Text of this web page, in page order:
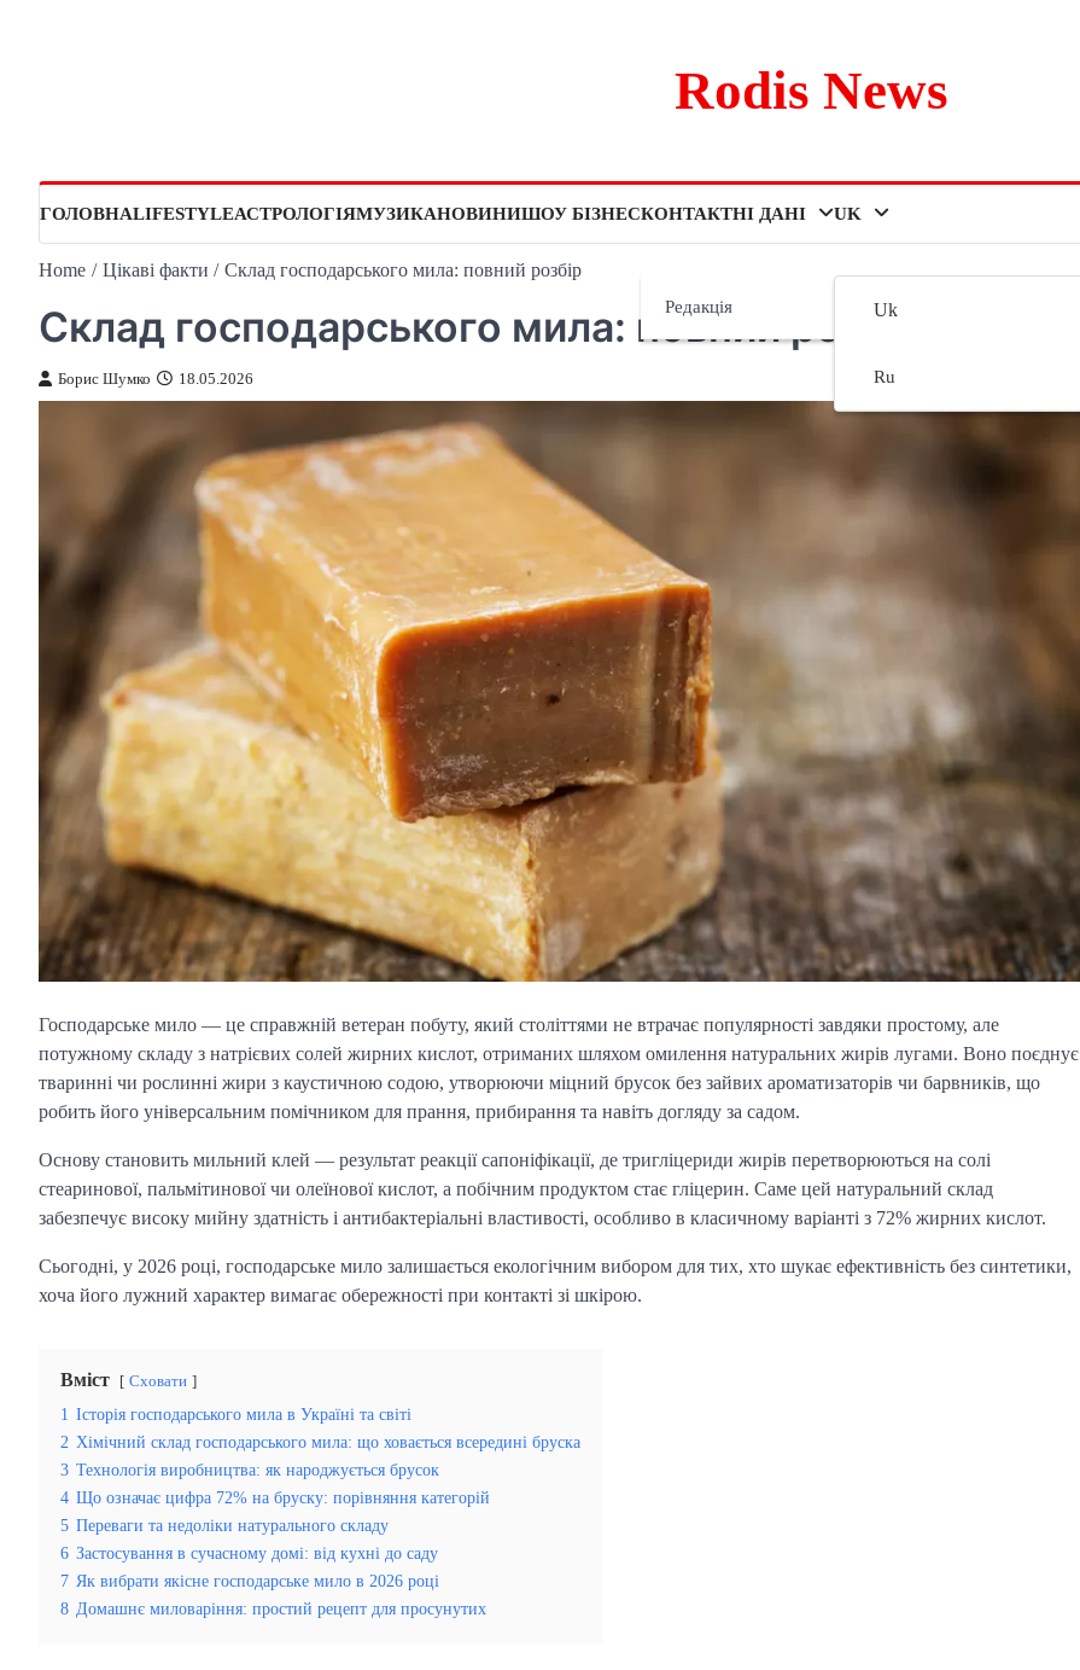
Rodis News
ГОЛОВНАLIFESTYLEАСТРОЛОГІЯМУЗИКАНОВИНИШОУ БІЗНЕСКОНТАКТНІ ДАНІ
Редакція
UK
Uk
Ru
Home Цікаві факти Склад господарського мила: повний розбір
Склад господарського мила: повний розбір
Борис Шумко 18.05.2026
Господарське мило — це справжній ветеран побуту, який століттями не втрачає популярності завдяки простому, але
потужному складу з натрієвих солей жирних кислот, отриманих шляхом омилення натуральних жирів лугами. Воно поєднує
тваринні чи рослинні жири з каустичною содою, утворюючи міцний брусок без зайвих ароматизаторів чи барвників, що
робить його універсальним помічником для прання, прибирання та навіть догляду за садом.
Основу становить мильний клей — результат реакції сапоніфікації, де тригліцериди жирів перетворюються на солі
стеаринової, пальмітинової чи олеїнової кислот, а побічним продуктом стає гліцерин. Саме цей натуральний склад
забезпечує високу мийну здатність і антибактеріальні властивості, особливо в класичному варіанті з 72% жирних кислот.
Сьогодні, у 2026 році, господарське мило залишається екологічним вибором для тих, хто шукає ефективність без синтетики,
хоча його лужний характер вимагає обережності при контакті зі шкірою.
Вміст Сховати
1 Історія господарського мила в Україні та світі
2 Хімічний склад господарського мила: що ховається всередині бруска
3 Технологія виробництва: як народжується брусок
4 Що означає цифра 72% на бруску: порівняння категорій
5 Переваги та недоліки натурального складу
6 Застосування в сучасному домі: від кухні до саду
7 Як вибрати якісне господарське мило в 2026 році
8 Домашнє миловаріння: простий рецепт для просунутих